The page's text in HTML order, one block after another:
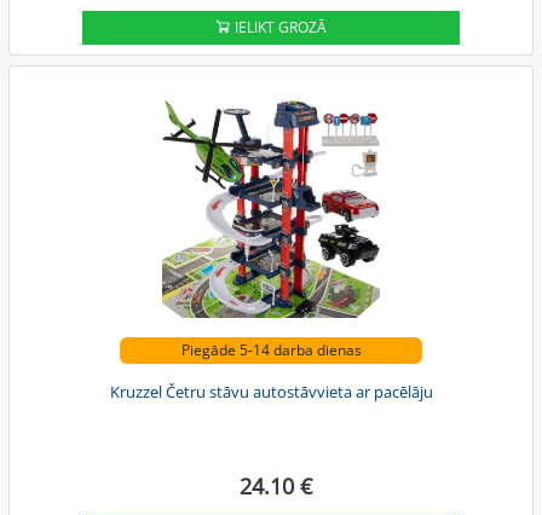
IELIKT GROZĀ
Piegāde 5-14 darba dienas
Kruzzel Četru stāvu autostāvvieta ar pacēlāju
24.10 €